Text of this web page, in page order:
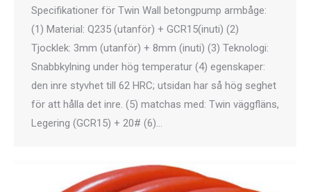
Specifikationer för Twin Wall betongpump armbåge:
(1) Material: Q235 (utanför) + GCR15(inuti) (2)
Tjocklek: 3mm (utanför) + 8mm (inuti) (3) Teknologi:
Snabbkylning under hög temperatur (4) egenskaper:
den inre styvhet till 62 HRC; utsidan har så hög seghet
för att hålla det inre. (5) matchas med: Twin väggfläns,
Legering (GCR15) + 20# (6)…